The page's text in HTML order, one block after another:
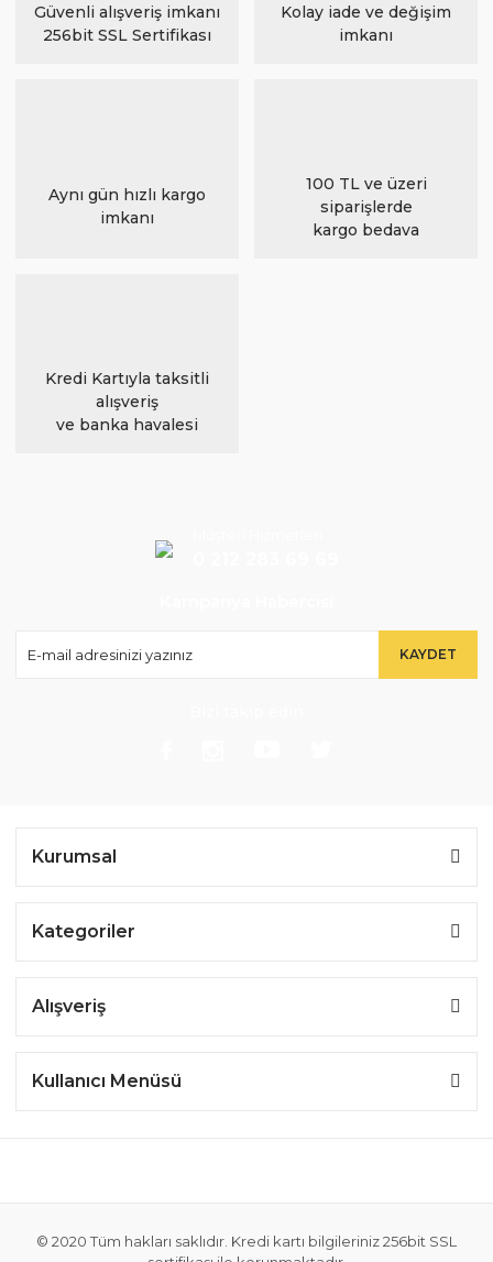
Güvenli alışveriş imkanı
256bit SSL Sertifikası
Kolay iade ve değişim
imkanı
Aynı gün hızlı kargo
imkanı
100 TL ve üzeri
siparişlerde
kargo bedava
Kredi Kartıyla taksitli
alışveriş
ve banka havalesi
KAYDET
Kurumsal
Kategoriler
Alışveriş
Kullanıcı Menüsü
© 2020 Tüm hakları saklıdır. Kredi kartı bilgileriniz 256bit SSL